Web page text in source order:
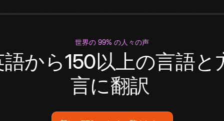
世界の 99% の人々の声
から150以上の言語と
言に翻訳